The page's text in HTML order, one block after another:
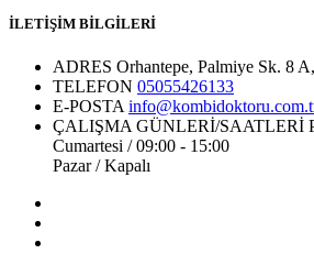
İLETİŞİM BİLGİLERİ
ADRES Orhantepe, Palmiye Sk. 8
TELEFON 05055426133
E-POSTA
ÇALIŞMA GÜNLERİ/SAATLERİ
Cumartesi / 09:00 - 15:00
Pazar / Kapalı